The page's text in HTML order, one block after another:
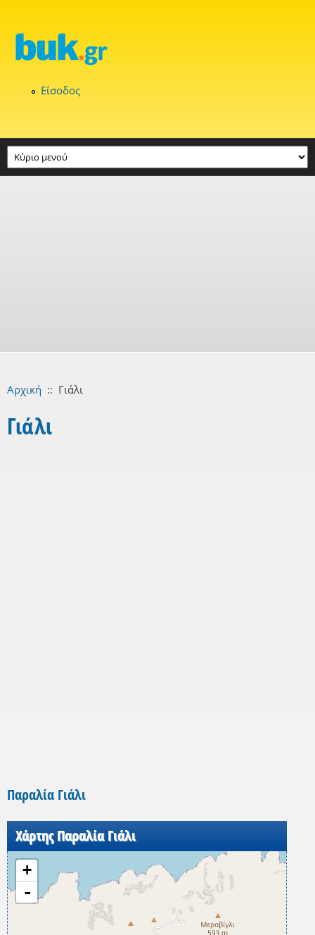
Είσοδος
Αρχική :: Γιάλι
Γιάλι
Παραλία Γιάλι
Χάρτης Παραλία Γιάλι
+
-